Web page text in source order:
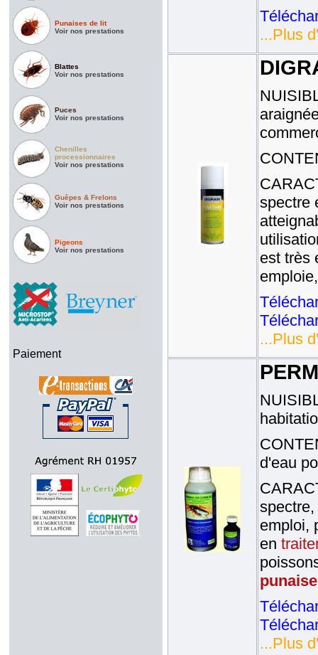
Punaises de lit
Voir nos prestations
Blattes
Voir nos prestations
Puces
Voir nos prestations
Chenilles
processionnaires
Voir nos prestations
Guêpes & Frelons
Voir nos prestations
Pigeons
Voir nos prestations
Paiement
...Plus
spectre
est très
...Plus
d'eau
emploi,
en
...Plus